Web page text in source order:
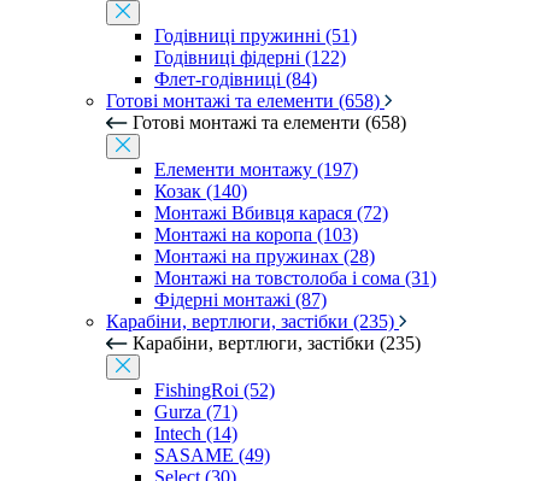
Годівниці пружинні (51)
Годівниці фідерні (122)
Флет-годівниці (84)
Готові монтажі та елементи (658)
Готові монтажі та елементи (658)
Елементи монтажу (197)
Козак (140)
Монтажі Вбивця карася (72)
Монтажі на коропа (103)
Монтажі на пружинах (28)
Монтажі на товстолоба і сома (31)
Фідерні монтажі (87)
Карабіни, вертлюги, застібки (235)
Карабіни, вертлюги, застібки (235)
FishingRoi (52)
Gurza (71)
Intech (14)
SASAME (49)
Select (30)